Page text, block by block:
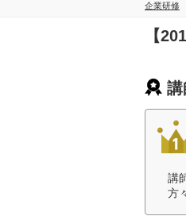
企業研修
【
講
講
方